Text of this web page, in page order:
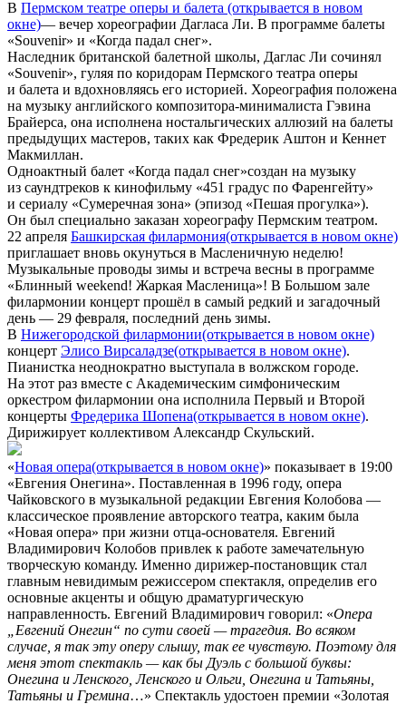
В Пермском театре оперы и балета (открывается в новом
окне)— вечер хореографии Дагласа Ли. В программе балеты
«Souvenir» и «Когда падал снег».
Наследник британской балетной школы, Даглас Ли сочинял
«Souvenir», гуляя по коридорам Пермского театра оперы
и балета и вдохновляясь его историей. Хореография положена
на музыку английского композитора-минималиста Гэвина
Брайерса, она исполнена ностальгических аллюзий на балеты
предыдущих мастеров, таких как Фредерик Аштон и Кеннет
Макмиллан.
Одноактный балет «Когда падал снег»создан на музыку
из саундтреков к кинофильму «451 градус по Фаренгейту»
и сериалу «Сумеречная зона» (эпизод «Пешая прогулка»).
Он был специально заказан хореографу Пермским театром.
22 апреля Башкирская филармония(открывается в новом окне)
приглашает вновь окунуться в Масленичную неделю!
Музыкальные проводы зимы и встреча весны в программе
«Блинный weekend! Жаркая Масленица»! В Большом зале
филармонии концерт прошёл в самый редкий и загадочный
день — 29 февраля, последний день зимы.
В Нижегородской филармонии(открывается в новом окне)
концерт Элисо Вирсаладзе(открывается в новом окне).
Пианистка неоднократно выступала в волжском городе.
На этот раз вместе с Академическим симфоническим
оркестром филармонии она исполнила Первый и Второй
концерты Фредерика Шопена(открывается в новом окне).
Дирижирует коллективом Александр Скульский.
«Новая опера(открывается в новом окне)» показывает в 19:00
«Евгения Онегина». Поставленная в 1996 году, опера
Чайковского в музыкальной редакции Евгения Колобова —
классическое проявление авторского театра, каким была
«Новая опера» при жизни отца-основателя. Евгений
Владимирович Колобов привлек к работе замечательную
творческую команду. Именно дирижер-постановщик стал
главным невидимым режиссером спектакля, определив его
основные акценты и общую драматургическую
направленность. Евгений Владимирович говорил: «Опера
„Евгений Онегин“ по сути своей — трагедия. Во всяком
случае, я так эту оперу слышу, так ее чувствую. Поэтому для
меня этот спектакль — как бы Дуэль с большой буквы:
Онегина и Ленского, Ленского и Ольги, Онегина и Татьяны,
Татьяны и Гремина…» Спектакль удостоен премии «Золотая